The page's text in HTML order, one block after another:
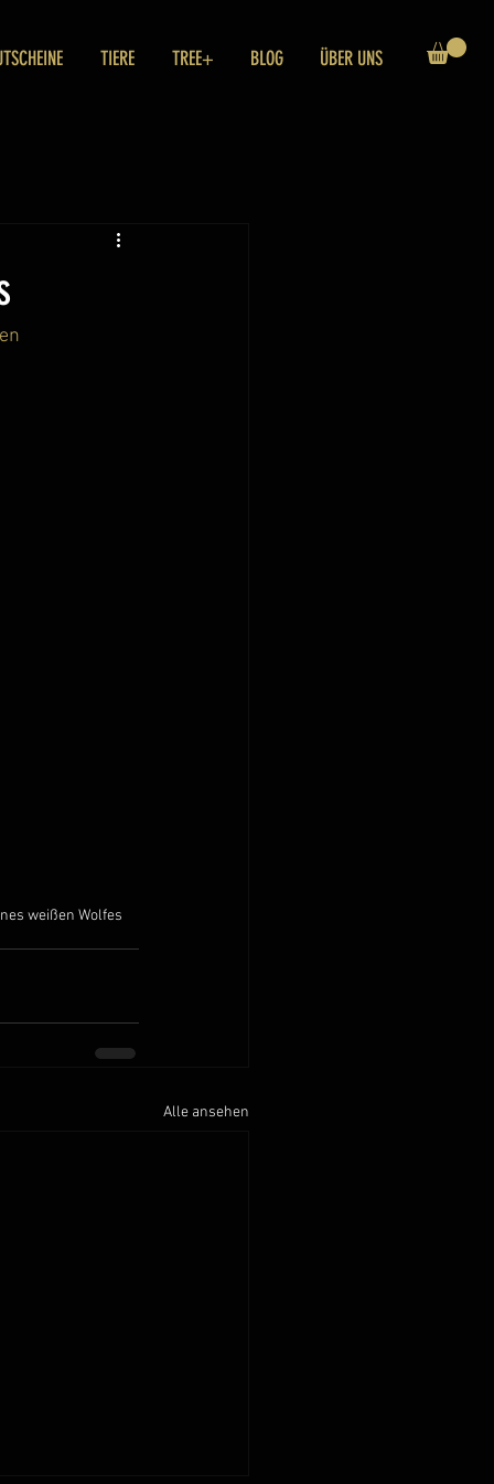
TIERE TREE+ BLOG ÜBER UNS
weißen Wolfes
Alle ansehen